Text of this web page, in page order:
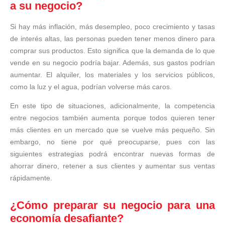
a su negocio?
Si hay más inflación, más desempleo, poco crecimiento y tasas
de interés altas, las personas pueden tener menos dinero para
comprar sus productos. Esto significa que la demanda de lo que
vende en su negocio podría bajar. Además, sus gastos podrían
aumentar. El alquiler, los materiales y los servicios públicos,
como la luz y el agua, podrían volverse más caros.
En este tipo de situaciones, adicionalmente, la competencia
entre negocios también aumenta porque todos quieren tener
más clientes en un mercado que se vuelve más pequeño. Sin
embargo, no tiene por qué preocuparse, pues con las
siguientes estrategias podrá encontrar nuevas formas de
ahorrar dinero, retener a sus clientes y aumentar sus ventas
rápidamente.
¿Cómo preparar su negocio para una
economía desafiante?